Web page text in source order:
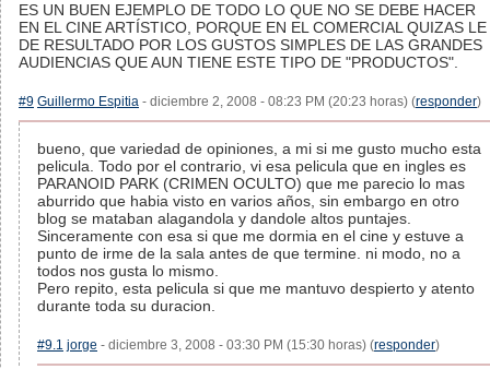
ES UN BUEN EJEMPLO DE TODO LO QUE NO SE DEBE HACER
EN EL CINE ARTÍSTICO, PORQUE EN EL COMERCIAL QUIZAS LE
DE RESULTADO POR LOS GUSTOS SIMPLES DE LAS GRANDES
AUDIENCIAS QUE AUN TIENE ESTE TIPO DE "PRODUCTOS".
#9 Guillermo Espitia - diciembre 2, 2008 - 08:23 PM (20:23 horas) (responder)
bueno, que variedad de opiniones, a mi si me gusto mucho esta
pelicula. Todo por el contrario, vi esa pelicula que en ingles es
PARANOID PARK (CRIMEN OCULTO) que me parecio lo mas
aburrido que habia visto en varios años, sin embargo en otro
blog se mataban alagandola y dandole altos puntajes.
Sinceramente con esa si que me dormia en el cine y estuve a
punto de irme de la sala antes de que termine. ni modo, no a
todos nos gusta lo mismo.
Pero repito, esta pelicula si que me mantuvo despierto y atento
durante toda su duracion.
#9.1 jorge - diciembre 3, 2008 - 03:30 PM (15:30 horas) (responder)